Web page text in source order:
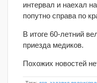
интервал и наехал
попутно справа по
В итоге 60-летний
приезда медиков.
Похожих новостей